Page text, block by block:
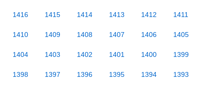
1416 1415 1414 1413 1412 1411
1410 1409 1408 1407 1406 1405
1404 1403 1402 1401 1400 1399
1398 1397 1396 1395 1394 1393